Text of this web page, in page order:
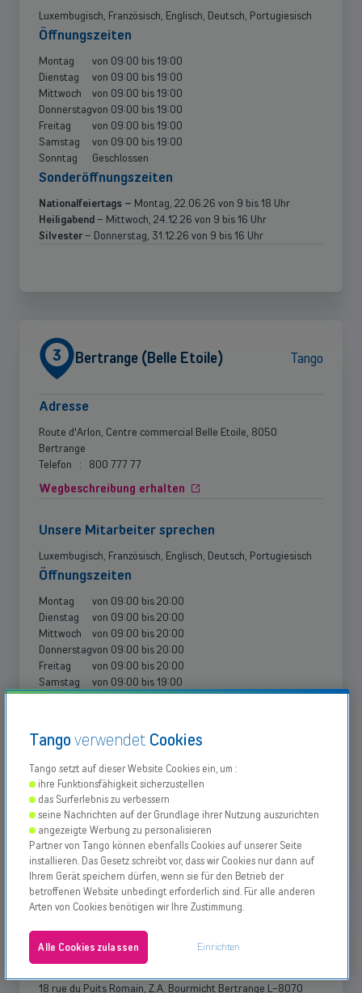
Privatkunden
Support kontaktieren
Verkaufsstellen
Über uns
Luxembugisch, Französisch, Englisch, Deutsch, Portugiesisch
Öffnungszeiten
Montag
Dienstag
Mittwoch
Donnerstag
Freitag
Samstag
Sonntag
von 09:00 bis19:00
von 09:00 bis19:00
von 09:00 bis19:00
von 09:00 bis19:00
von 09:00 bis19:00
von 09:00 bis19:00
Geschlossen
Sonderöffnungszeiten
Nationalfeiertags – Montag, 22.06.26 von 9 bis 18 Uhr
Heiligabend– Mittwoch, 24.12.26 von 9 bis 16 Uhr
Silvester– Donnerstag, 31.12.26 von 9 bis 16 Uhr
3 Bertrange (Belle Etoile) Tango
Adresse
Route d'Arlon, Centre commercial Belle Etoile, 8050
Bertrange
Telefon : 800 777 77
Wegbeschreibung erhalten
Unsere Mitarbeiter sprechen
Luxembugisch, Französisch, Englisch, Deutsch, Portugiesisch
Öffnungszeiten
Montag
Dienstag
Mittwoch
Donnerstag
Freitag
Samstag
Sonntag
von 09:00 bis20:00
von 09:00 bis20:00
von 09:00 bis20:00
von 09:00 bis20:00
von 09:00 bis20:00
von 09:00 bis19:00
Geschlossen
Nationalfeiertags –Montag, 22.06.26 von 9 bis 18 Uhr
Heiligabend – Mittwoch, 24.12.26 von 9 bis 16 Uhr
Silvester– Donnerstag, 31.12.26 von 9 bis 16 Uhr
4 Geschäftskunden - Bizzcorner
Adresse
18 rue du Puits Romain, Z.A. Bourmicht Bertrange L-8070
Verfügbarkeit prüfen
TangoverwendetCookies
Tango setzt auf dieser Website Cookies ein, um :
ihre Funktionsfähigkeit sicherzustellen
das Surferlebnis zu verbessern
seine Nachrichten auf der Grundlage ihrer Nutzung auszurichten
angezeigte Werbung zu personalisieren
Partner von Tango können ebenfalls Cookies auf unserer Seite
installieren. Das Gesetz schreibt vor, dass wir Cookies nur dann auf
Ihrem Gerät speichern dürfen, wenn sie für den Betrieb der
betroffenen Website unbedingt erforderlich sind. Für alle anderen
Arten von Cookies benötigen wir Ihre Zustimmung.
Einrichten
Alle Cookies zulassen